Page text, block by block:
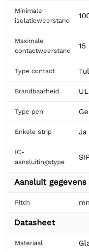
Minimale
isolatieweerstand
Maximale
contactweerstand
Type contact
Brandbaarheid
Type pen
Enkele strip Ja
IC-
aansluitingstype
Aansluit gegevens
Pitch
Datasheet
Materiaal